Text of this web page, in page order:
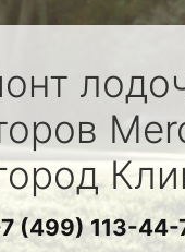
(499) 113-44-